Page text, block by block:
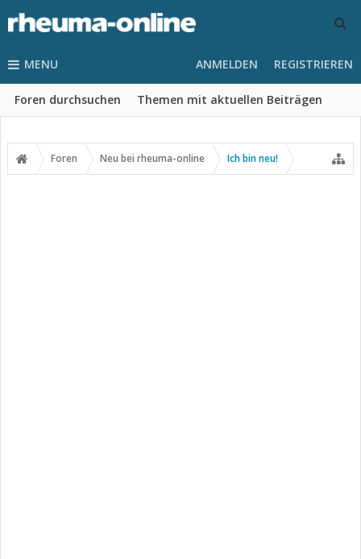
MENU
Foren durchsuchen Themen mit aktuellen Beiträgen
ANMELDEN REGISTRIEREN
Foren Neu bei rheuma-online Ich bin neu!